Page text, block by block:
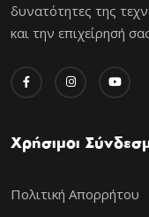
δυνατότητες της
και την επιχείρησή
Χρήσιμοι
Πολιτική Απορρήτου